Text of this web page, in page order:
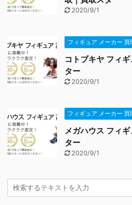
2020/9/1
フィギュア メーカー 買
コトブキヤ フィ
ター
2020/9/1
フィギュア メーカー 買
メガハウス フィ
ター
2020/9/1